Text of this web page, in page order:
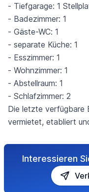
- Tiefgarage: 1
- Badezimmer: 1
- Gäste-WC: 1
- separate Küche: 1
- Esszimmer: 1
- Wohnzimmer: 1
- Abstellraum: 1
- Schlafzimmer: 2
Die letzte verfügbare
vermietet, etabliert
Interessieren